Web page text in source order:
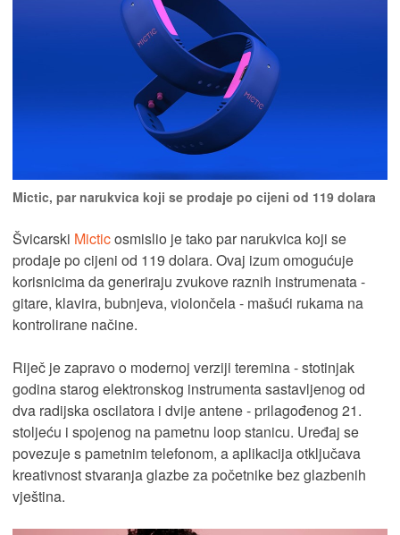
Mictic, par narukvica koji se prodaje po cijeni od 119 dolara
Švicarski Micticosmislio je tako par narukvica koji se
prodaje po cijeni od 119 dolara. Ovaj izum omogućuje
korisnicima da generiraju zvukove raznih instrumenata -
gitare, klavira, bubnjeva, violončela - mašući rukama na
kontrolirane načine.
Riječ je zapravo o modernoj verziji teremina - stotinjak
godina starog elektronskog instrumenta sastavljenog od
dva radijska oscilatora i dvije antene - prilagođenog 21.
stoljeću i spojenog na pametnu loop stanicu. Uređaj se
povezuje s pametnim telefonom, a aplikacija otključava
kreativnost stvaranja glazbe za početnike bez glazbenih
vještina.